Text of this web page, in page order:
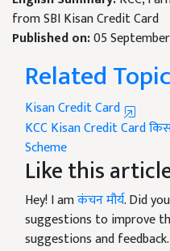
from SBI Kisan Credit Card
Published on:05
Related
Kisan Credit Card
KCC Kisan Credit Card
Scheme
Like this
Hey! I amकंचन मौर्य. Did
suggestions to improve
suggestions and feedback.